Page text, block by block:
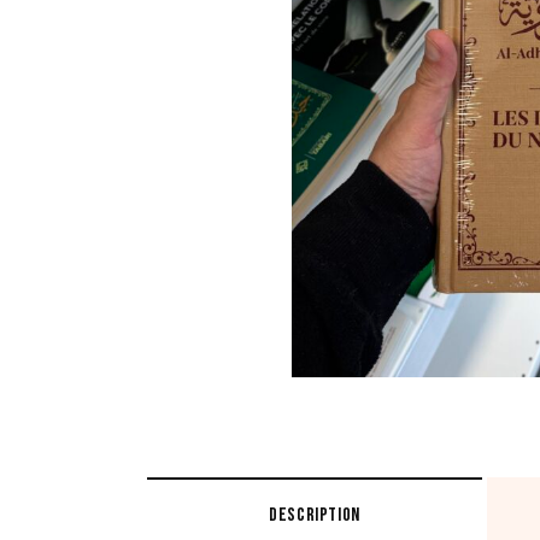
DESCRIPTION